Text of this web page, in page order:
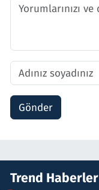
Gönder
Trend Haberler